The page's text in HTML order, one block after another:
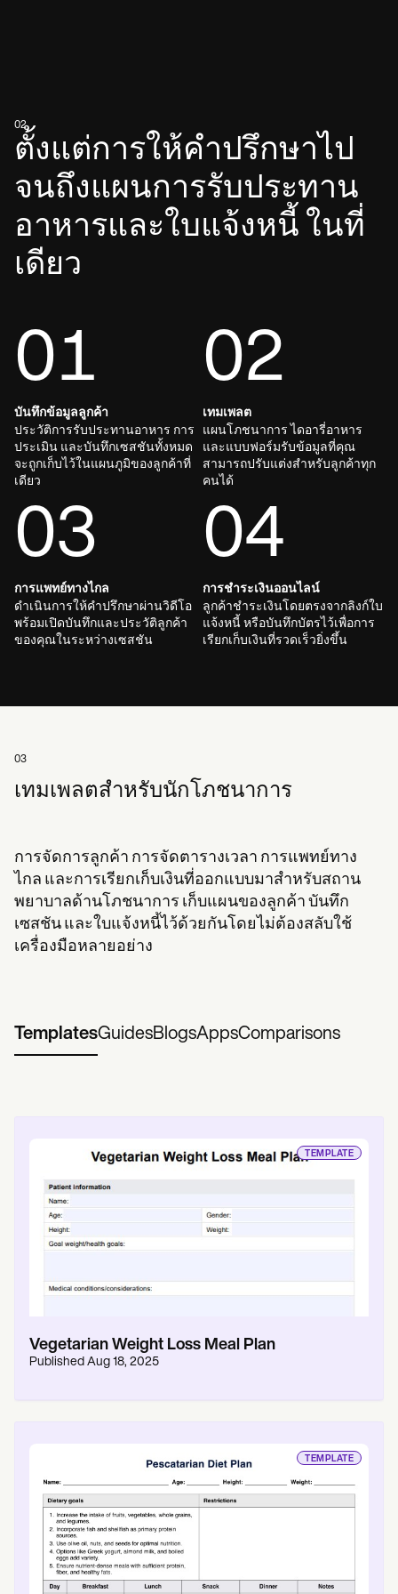
02
ตั้งแต่การให้คำปรึกษาไป
จนถึงแผนการรับประทาน
อาหารและใบแจ้งหนี้ ในที่
เดียว
01
บันทึกข้อมูลลูกค้า
ประวัติการรับประทานอาหาร การ
ประเมิน และบันทึกเซสชันทั้งหมด
จะถูกเก็บไว้ในแผนภูมิของลูกค้าที่
เดียว
02
เทมเพลต
แผนโภชนาการ ไดอารี่อาหาร
และแบบฟอร์มรับข้อมูลที่คุณ
สามารถปรับแต่งสำหรับลูกค้าทุก
คนได้
03
การแพทย์ทางไกล
ดำเนินการให้คำปรึกษาผ่านวิดีโอ
พร้อมเปิดบันทึกและประวัติลูกค้า
ของคุณในระหว่างเซสชัน
04
การชำระเงินออนไลน์
ลูกค้าชำระเงินโดยตรงจากลิงก์ใบ
แจ้งหนี้ หรือบันทึกบัตรไว้เพื่อการ
เรียกเก็บเงินที่รวดเร็วยิ่งขึ้น
03
เทมเพลตสำหรับนักโภชนาการ
การจัดการลูกค้า การจัดตารางเวลา การแพทย์ทาง
ไกล และการเรียกเก็บเงินที่ออกแบบมาสำหรับสถาน
พยาบาลด้านโภชนาการ เก็บแผนของลูกค้า บันทึก
เซสชัน และใบแจ้งหนี้ไว้ด้วยกันโดยไม่ต้องสลับใช้
เครื่องมือหลายอย่าง
TemplatesGuidesBlogsAppsComparisons
TEMPLATE
Vegetarian Weight Loss Meal Plan
Published Aug 18, 2025
TEMPLATE